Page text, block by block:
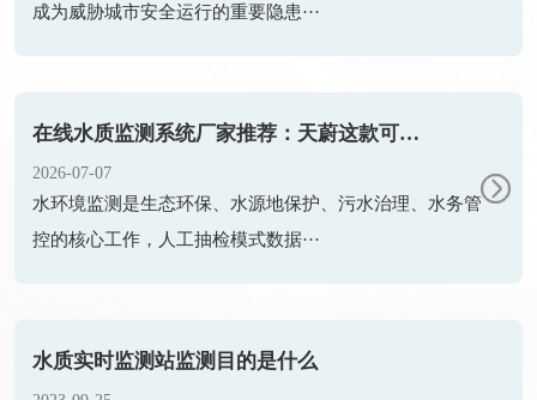
成为威胁城市安全运行的重要隐患···
在线水质监测系统厂家推荐：天蔚这款可按需选配 COD、氨氮、浊度传感器
2026-07-07
水环境监测是生态环保、水源地保护、污水治理、水务管
控的核心工作，人工抽检模式数据···
水质实时监测站监测目的是什么